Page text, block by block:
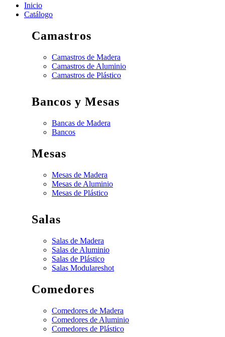
Inicio
Catálogo
Camastros
Camastros de Madera
Camastros de Aluminio
Camastros de Plástico
Bancos y Mesas
Bancas de Madera
Bancos
Mesas
Mesas de Madera
Mesas de Aluminio
Mesas de Plástico
Salas
Salas de Madera
Salas de Aluminio
Salas de Plástico
Salas Modulareshot
Comedores
Comedores de Madera
Comedores de Aluminio
Comedores de Plástico